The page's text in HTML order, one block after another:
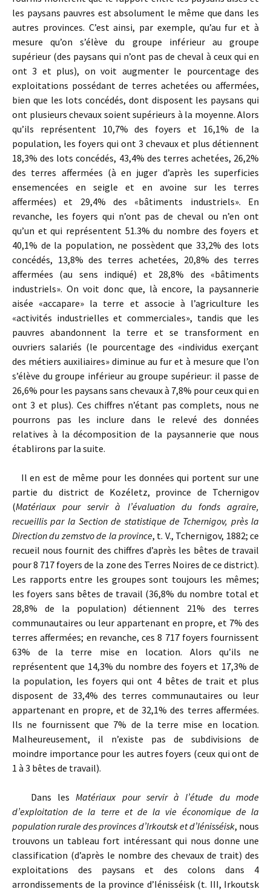
les paysans pauvres est absolument le même que dans les
autres provinces. C’est ainsi, par exemple, qu’au fur et à
mesure qu’on s’élève du groupe inférieur au groupe
supérieur (des paysans qui n’ont pas de cheval à ceux qui en
ont 3 et plus), on voit augmenter le pourcentage des
exploitations possédant de terres achetées ou affermées,
bien que les lots concédés, dont disposent les paysans qui
ont plusieurs chevaux soient supérieurs à la moyenne. Alors
qu’ils représentent 10,7% des foyers et 16,1% de la
population, les foyers qui ont 3 chevaux et plus détiennent
18,3% des lots concédés, 43,4% des terres achetées, 26,2%
des terres affermées (à en juger d’après les superficies
ensemencées en seigle et en avoine sur les terres
affermées) et 29,4% des «bâtiments industriels». En
revanche, les foyers qui n’ont pas de cheval ou n’en ont
qu’un et qui représentent 51.3% du nombre des foyers et
40,1% de la population, ne possèdent que 33,2% des lots
concédés, 13,8% des terres achetées, 20,8% des terres
affermées (au sens indiqué) et 28,8% des «bâtiments
industriels». On voit donc que, là encore, la paysannerie
aisée «accapare» la terre et associe à l’agriculture les
«activités industrielles et commerciales», tandis que les
pauvres abandonnent la terre et se transforment en
ouvriers salariés (le pourcentage des «individus exerçant
des métiers auxiliaires» diminue au fur et à mesure que l’on
s’élève du groupe inférieur au groupe supérieur: il passe de
26,6% pour les paysans sans chevaux à 7,8% pour ceux qui en
ont 3 et plus). Ces chiffres n’étant pas complets, nous ne
pourrons pas les inclure dans le relevé des données
relatives à la décomposition de la paysannerie que nous
établirons par la suite.
Il en est de même pour les données qui portent sur une
partie du district de Kozéletz, province de Tchernigov
(Matériaux pour servir à l’évaluation du fonds agraire,
recueillis par la Section de statistique de Tchernigov, près la
Direction du zemstvo de la province, t. V., Tchernigov, 1882; ce
recueil nous fournit des chiffres d’après les bêtes de travail
pour 8 717 foyers de la zone des Terres Noires de ce district).
Les rapports entre les groupes sont toujours les mêmes;
les foyers sans bêtes de travail (36,8% du nombre total et
28,8% de la population) détiennent 21% des terres
communautaires ou leur appartenant en propre, et 7% des
terres affermées; en revanche, ces 8 717 foyers fournissent
63% de la terre mise en location. Alors qu’ils ne
représentent que 14,3% du nombre des foyers et 17,3% de
la population, les foyers qui ont 4 bêtes de trait et plus
disposent de 33,4% des terres communautaires ou leur
appartenant en propre, et de 32,1% des terres affermées.
Ils ne fournissent que 7% de la terre mise en location.
Malheureusement, il n’existe pas de subdivisions de
moindre importance pour les autres foyers (ceux qui ont de
1 à 3 bêtes de travail).
Dans lesMatériaux pour servir à l’étude du mode
d’exploitation de la terre et de la vie économique de la
population rurale des provinces d’Irkoutsk et d’Iénisséisk, nous
trouvons un tableau fort intéressant qui nous donne une
classification (d’après le nombre des chevaux de trait) des
exploitations des paysans et des colons dans 4
arrondissements de la province d’Iénisséisk (t. III, Irkoutsk